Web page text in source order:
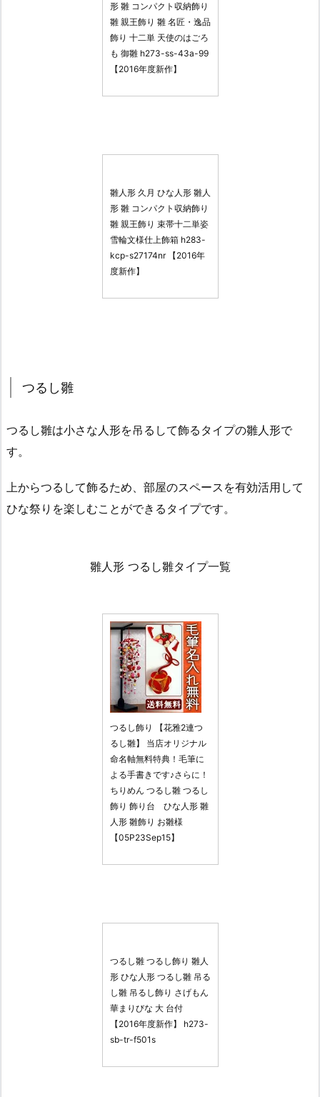
形 雛 コンパクト収納飾り
雛 親王飾り 雛 名匠・逸品
飾り 十二単 天使のはごろ
も 御雛 h273-ss-43a-99
【2016年度新作】
雛人形 久月 ひな人形 雛人
形 雛 コンパクト収納飾り
雛 親王飾り 束帯十二単姿
雪輪文様仕上飾箱 h283-
kcp-s27174nr 【2016年
度新作】
つるし雛
つるし雛は小さな人形を吊るして飾るタイプの雛人形で
す。
上からつるして飾るため、部屋のスペースを有効活用して
ひな祭りを楽しむことができるタイプです。
雛人形 つるし雛タイプ一覧
つるし飾り 【花雅2連つ
るし雛】 当店オリジナル
命名軸無料特典！毛筆に
よる手書きです♪さらに！
ちりめん つるし雛 つるし
飾り 飾り台 ひな人形 雛
人形 雛飾り お雛様
【05P23Sep15】
つるし雛 つるし飾り 雛人
形 ひな人形 つるし雛 吊る
し雛 吊るし飾り さげもん
華まりびな 大 台付
【2016年度新作】 h273-
sb-tr-f501s